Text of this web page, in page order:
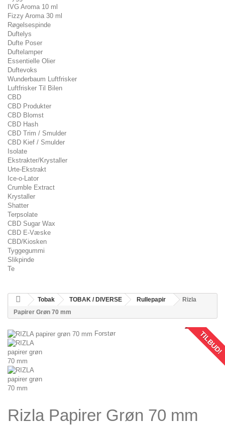
IVG Aroma 10 ml
Fizzy Aroma 30 ml
Røgelsespinde
Duftelys
Dufte Poser
Duftelamper
Essentielle Olier
Duftevoks
Wunderbaum Luftfrisker
Luftfrisker Til Bilen
CBD
CBD Produkter
CBD Blomst
CBD Hash
CBD Trim / Smulder
CBD Kief / Smulder
Isolate
Ekstrakter/Krystaller
Urte-Ekstrakt
Ice-o-Lator
Crumble Extract
Krystaller
Shatter
Terpsolate
CBD Sugar Wax
CBD E-Væske
CBD/Kiosken
Tyggegummi
Slikpinde
Te
Tobak TOBAK / DIVERSE Rullepapir
Rizla
Papirer Grøn 70 mm
TILBUD!
Forstør
Rizla Papirer Grøn 70 mm